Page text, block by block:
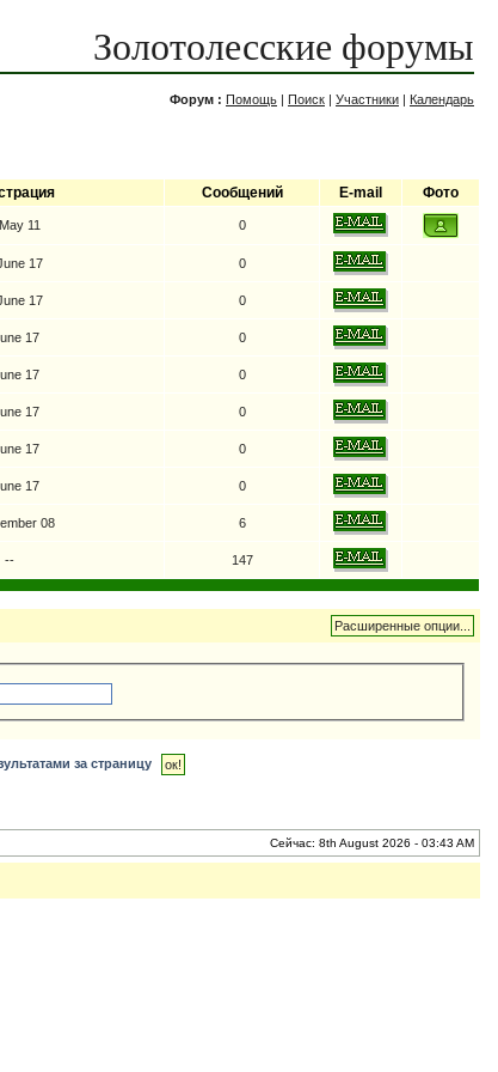
Золотолесские форумы
Форум : Помощь | Поиск | Участники | Календарь
Сообщений E-mail Фото
11 0
17 0
17 0
17 0
17 0
17 0
17 0
17 0
08 6
-- 147
за страницу
Сейчас: 8th August 2026 - 03:43 AM